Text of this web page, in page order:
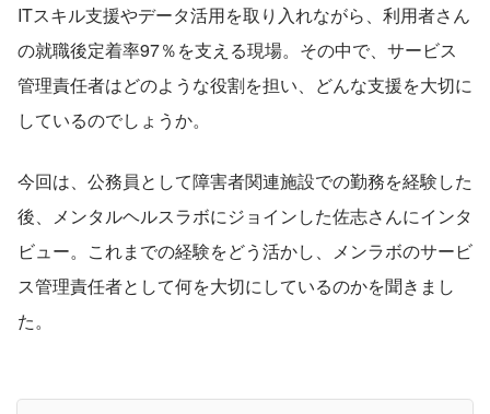
ITスキル支援やデータ活用を取り入れながら、利用者さん
の就職後定着率97％を支える現場。その中で、サービス
管理責任者はどのような役割を担い、どんな支援を大切に
しているのでしょうか。
今回は、公務員として障害者関連施設での勤務を経験した
後、メンタルヘルスラボにジョインした佐志さんにインタ
ビュー。これまでの経験をどう活かし、メンラボのサービ
ス管理責任者として何を大切にしているのかを聞きまし
た。